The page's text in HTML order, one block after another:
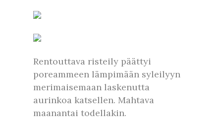
Rentouttava risteily päättyi
poreammeen lämpimään syleilyyn
merimaisemaan laskenutta
aurinkoa katsellen. Mahtava
maanantai todellakin.